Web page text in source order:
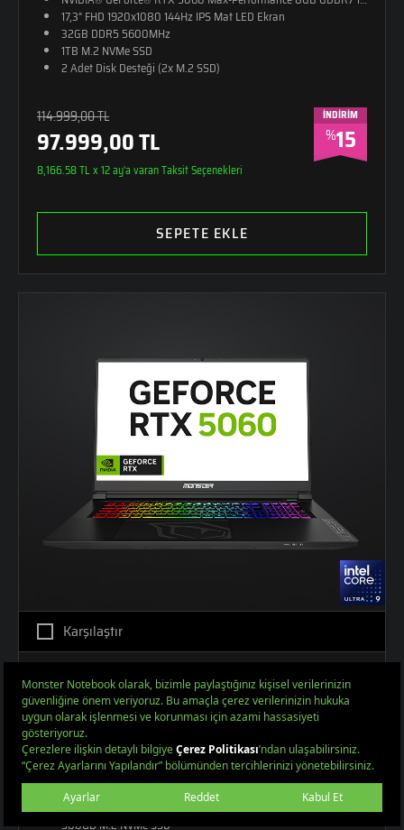
17,3" FHD 1920x1080 144Hz IPS Mat LED Ekran
32GB DDR5 5600MHz
1TB M.2 NVMe SSD
2 Adet Disk Desteği (2x M.2 SSD)
2,65kg Ağırlık
Monster Sırt Çantası Hediye
Alüminyum - Güçlendirilmiş Plastik Kasa
114.999,00 TL
97.999,00 TL
İNDİRİM
%15
8,166.58 TL x 12 ay'a varan Taksit Seçenekleri
SEPETE EKLE
Karşılaştır
Tulpar T7 V26.4.10
17,3" Oyun Bilgisayarı
Intel® Meteor Lake Core™ Ultra 9 185H 16C/22T; 24MB L3; E-CORE
NVIDIA® GeForce® RTX 5060 Max-Performance 8GB GDDR7 128-Bit
17,3" FHD 1920x1080 144Hz IPS Mat LED Ekran
12GB DDR5 5600MHz
500GB M.2 NVMe SSD